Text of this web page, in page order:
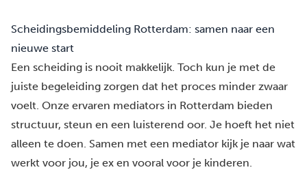
Scheidingsbemiddeling Rotterdam: samen naar een
nieuwe start
Een scheiding is nooit makkelijk. Toch kun je met de
juiste begeleiding zorgen dat het proces minder zwaar
voelt. Onze ervaren mediators in Rotterdam bieden
structuur, steun en een luisterend oor. Je hoeft het niet
alleen te doen. Samen met een mediator kijk je naar wat
werkt voor jou, je ex en vooral voor je kinderen.